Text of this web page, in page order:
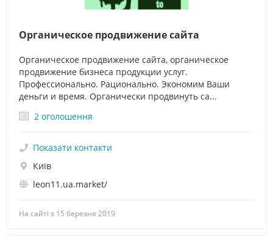
Органическое продвижение сайта
Органическое продвижение сайта, органическое
продвижение бизнеса продукции услуг.
Профессионально. Рационально. Экономим Ваши
деньги и время. Органически продвинуть са...
2 оголошення
На сайті з 15 березня 2019
Показати контакти
Київ
leon11.ua.market/